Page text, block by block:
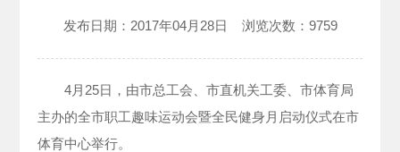
发布日期： 2017年04月28日 浏览次数： 9759
4月25日，由市总工会、市直机关工委、市体育局
主办的全市职工趣味运动会暨全民健身月启动仪式在市
体育中心举行。